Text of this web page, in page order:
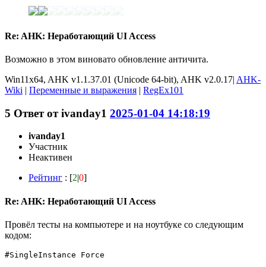
Re: AHK: Неработающий UI Access
Возможно в этом виновато обновление античита.
Win11x64, AHK v1.1.37.01 (Unicode 64-bit), AHK v2.0.17| AHK-
Wiki | Переменные и выражения | RegEx101
5 Ответ отivanday1 2025-01-04 14:18:19
ivanday1
Участник
Неактивен
Рейтинг : [2|0]
Re: AHK: Неработающий UI Access
Провёл тесты на компьютере и на ноутбуке со следующим
кодом:
#SingleInstance Force